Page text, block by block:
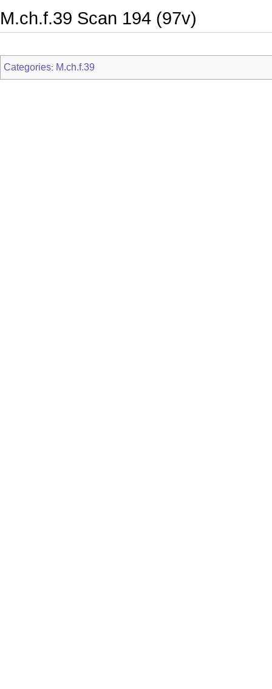
M.ch.f.39 Scan 194 (97v)
Categories: M.ch.f.39